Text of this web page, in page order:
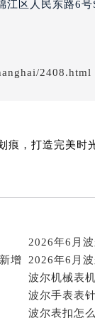
表维修授权店1
中心D座11层
座6层602室
井百货名表维
服务中心（需提
售后服务中心
尔售后服务中心
街与额尔敦路
波尔售后服务中
江区人民东路6
2408.html
痕，打造完美时
2026年6月
增
波尔机械表
波尔手表表
波尔表扣怎